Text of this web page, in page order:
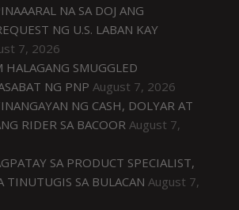
NA SA DOJ ANG
NG U.S. LABAN KAY
7, 2026
SMUGGLED
NG PNP August 7, 2026
NG CASH, DOLYAR AT
RIDER SA BACOOR August 7,
SA PRODUCT SPECIALIST,
TINUTUGIS SA BULACAN August 7,